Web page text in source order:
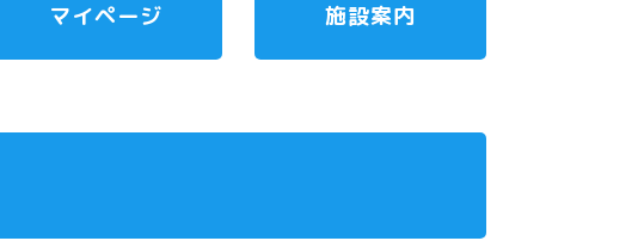
マイページ 施設案内